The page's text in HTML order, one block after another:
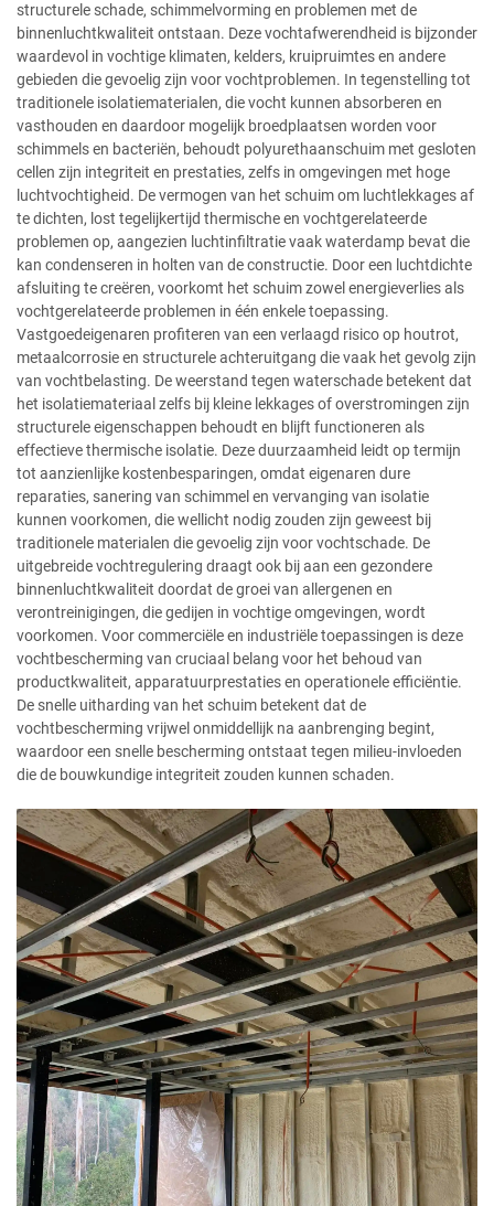
structurele schade, schimmelvorming en problemen met de
binnenluchtkwaliteit ontstaan. Deze vochtafwerendheid is bijzonder
waardevol in vochtige klimaten, kelders, kruipruimtes en andere
gebieden die gevoelig zijn voor vochtproblemen. In tegenstelling tot
traditionele isolatiematerialen, die vocht kunnen absorberen en
vasthouden en daardoor mogelijk broedplaatsen worden voor
schimmels en bacteriën, behoudt polyurethaanschuim met gesloten
cellen zijn integriteit en prestaties, zelfs in omgevingen met hoge
luchtvochtigheid. De vermogen van het schuim om luchtlekkages af
te dichten, lost tegelijkertijd thermische en vochtgerelateerde
problemen op, aangezien luchtinfiltratie vaak waterdamp bevat die
kan condenseren in holten van de constructie. Door een luchtdichte
afsluiting te creëren, voorkomt het schuim zowel energieverlies als
vochtgerelateerde problemen in één enkele toepassing.
Vastgoedeigenaren profiteren van een verlaagd risico op houtrot,
metaalcorrosie en structurele achteruitgang die vaak het gevolg zijn
van vochtbelasting. De weerstand tegen waterschade betekent dat
het isolatiemateriaal zelfs bij kleine lekkages of overstromingen zijn
structurele eigenschappen behoudt en blijft functioneren als
effectieve thermische isolatie. Deze duurzaamheid leidt op termijn
tot aanzienlijke kostenbesparingen, omdat eigenaren dure
reparaties, sanering van schimmel en vervanging van isolatie
kunnen voorkomen, die wellicht nodig zouden zijn geweest bij
traditionele materialen die gevoelig zijn voor vochtschade. De
uitgebreide vochtregulering draagt ook bij aan een gezondere
binnenluchtkwaliteit doordat de groei van allergenen en
verontreinigingen, die gedijen in vochtige omgevingen, wordt
voorkomen. Voor commerciële en industriële toepassingen is deze
vochtbescherming van cruciaal belang voor het behoud van
productkwaliteit, apparatuurprestaties en operationele efficiëntie.
De snelle uitharding van het schuim betekent dat de
vochtbescherming vrijwel onmiddellijk na aanbrenging begint,
waardoor een snelle bescherming ontstaat tegen milieu-invloeden
die de bouwkundige integriteit zouden kunnen schaden.